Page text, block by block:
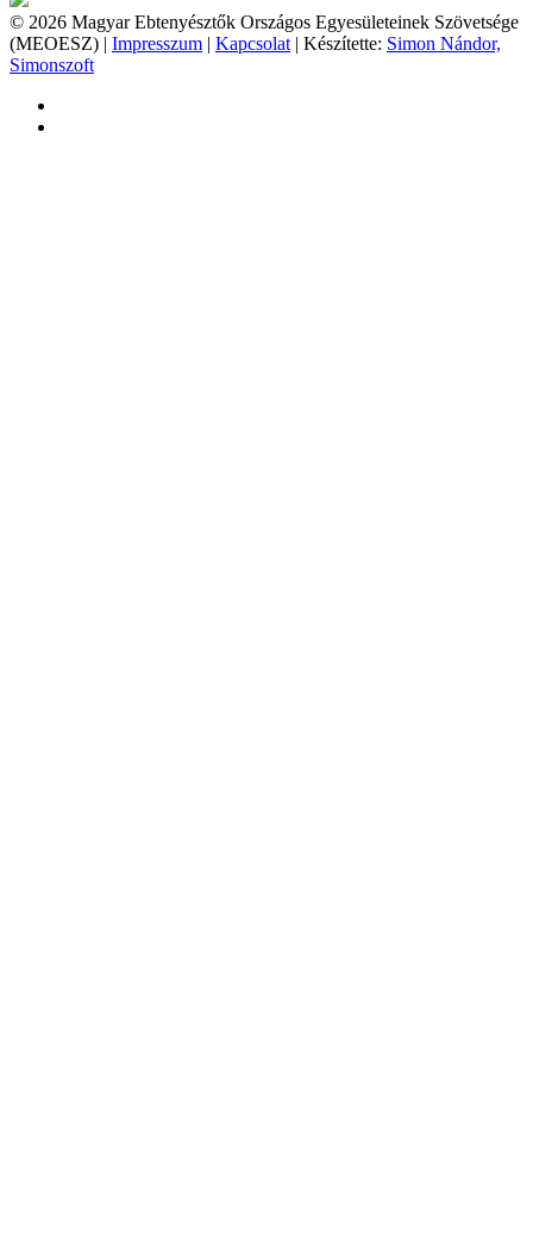
© 2026 Magyar Ebtenyésztők Országos Egyesületeinek Szövetsége
(MEOESZ) | Impresszum | Kapcsolat | Készítette: Simon Nándor,
Simonszoft